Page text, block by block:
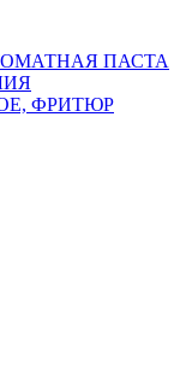
ПАСТА
ФРИТЮР